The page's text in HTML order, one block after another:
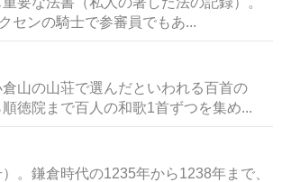
センの騎士で参審員でもあ...
山の山荘で選んだといわれる百首の
徳院まで百人の和歌1首ずつを集め...
。鎌倉時代の1235年から1238年まで、